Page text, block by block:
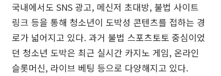
국내에서도 SNS 광고, 메신저 초대방, 불법 사이트
링크 등을 통해 청소년이 도박성 콘텐츠를 접하는 경
로가 넓어지고 있다. 과거 불법 스포츠토토 중심이었
던 청소년 도박은 최근 실시간 카지노 게임, 온라인
슬롯머신, 라이브 베팅 등으로 다양해지고 있다.